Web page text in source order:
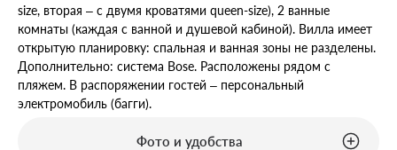
size, вторая – с двумя кроватями queen-size), 2 ванные
комнаты (каждая с ванной и душевой кабиной). Вилла имеет
открытую планировку: спальная и ванная зоны не разделены.
Дополнительно: система Bose. Расположены рядом с
пляжем. В распоряжении гостей – персональный
электромобиль (багги).
Фото и удобства